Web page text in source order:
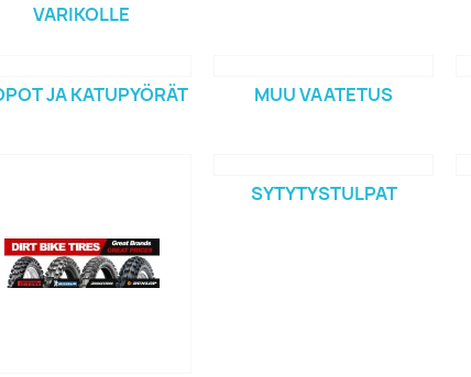
VARIKOLLE
JA KATUPYÖRÄT MUU VAATETUS
SYTYTYSTULPAT